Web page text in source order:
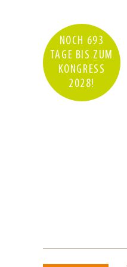
NOCH 693
TAGE BIS ZUM
KONGRESS
2028!